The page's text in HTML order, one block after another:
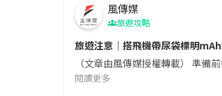
風傳媒
旅遊攻略
旅遊注意｜搭飛機帶尿袋標明
（文章由風傳媒授權轉載） 準
閱讀更多